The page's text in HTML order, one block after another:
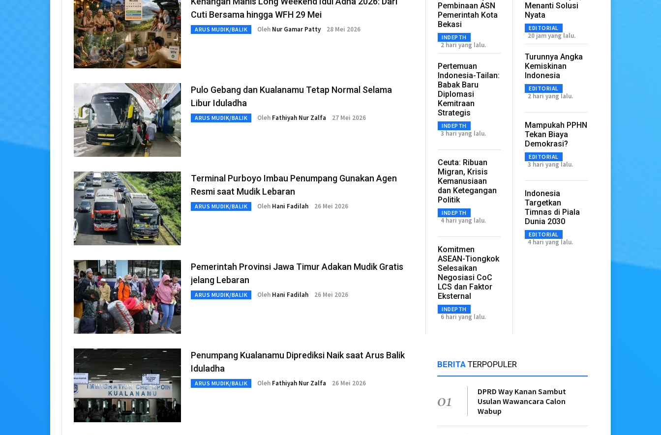
Cuti Bersama hingga WFH 29 Mei
ARUS MUDIK/BALIK Oleh Nur Gamar Patty 28 Mei 2026
Pulo Gebang dan Kualanamu Tetap Normal Selama
Libur Iduladha
ARUS MUDIK/BALIK Oleh Fathiyah Nur Zalfa 27 Mei 2026
Terminal Purboyo Imbau Penumpang Gunakan Agen
Resmi saat Mudik Lebaran
ARUS MUDIK/BALIK Oleh Hani Fadilah 26 Mei 2026
Pemerintah Provinsi Jawa Timur Adakan Mudik Gratis
jelang Lebaran
ARUS MUDIK/BALIK Oleh Hani Fadilah 26 Mei 2026
Penumpang Kualanamu Diprediksi Naik saat Arus Balik
Iduladha
ARUS MUDIK/BALIK Oleh Fathiyah Nur Zalfa 26 Mei 2026
Pembinaan ASN
Pemerintah Kota
Bekasi
INDEPTH
2 hari yang lalu.
Pertemuan
Indonesia-Tailan:
Babak Baru
Diplomasi
Kemitraan
Strategis
INDEPTH
3 hari yang lalu.
Ceuta: Ribuan
Migran, Krisis
Kemanusiaan
dan Ketegangan
Politik
INDEPTH
4 hari yang lalu.
Komitmen
ASEAN-Tiongkok
Selesaikan
Negosiasi CoC
LCS dan Faktor
Eksternal
INDEPTH
6 hari yang lalu.
Menanti Solusi
Nyata
EDITORIAL
20 jam yang lalu.
Turunnya Angka
Kemiskinan
Indonesia
EDITORIAL
2 hari yang lalu.
Mampukah PPHN
Tekan Biaya
Demokrasi?
EDITORIAL
3 hari yang lalu.
Indonesia
Targetkan
Timnas di Piala
Dunia 2030
EDITORIAL
4 hari yang lalu.
BERITATERPOPULER
01
DPRD Way Kanan Sambut
Usulan Wawancara Calon
Wabup